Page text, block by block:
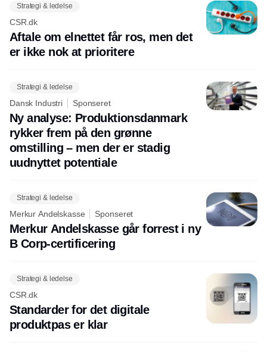
Strategi & ledelse
CSR.dk
Aftale om elnettet får ros, men det
er ikke nok at prioritere
Strategi & ledelse
Dansk Industri Sponseret
Ny analyse: Produktionsdanmark
rykker frem på den grønne
omstilling – men der er stadig
uudnyttet potentiale
Strategi & ledelse
Merkur Andelskasse Sponseret
Merkur Andelskasse går forrest i ny
B Corp-certificering
Strategi & ledelse
CSR.dk
Standarder for det digitale
produktpas er klar